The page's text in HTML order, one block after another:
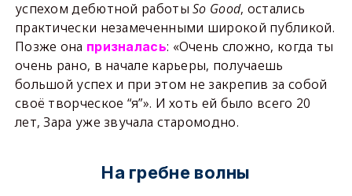
успехом дебютной работыSo Good, остались
практически незамеченными широкой публикой.
Позже она призналась: «Очень сложно, когда ты
очень рано, в начале карьеры, получаешь
большой успех и при этом не закрепив за собой
своё творческое “я”». И хоть ей было всего 20
лет, Зара уже звучала старомодно.
На гребне волны